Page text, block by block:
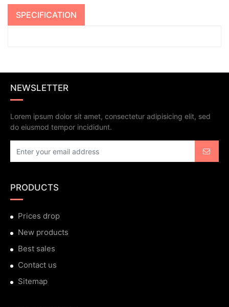
SPECIFICATION
NEWSLETTER
Lorem ipsum dolor sit amet, consectetur adipisicing elit, sed
do eiusmod tempor incididunt.
PRODUCTS
Prices drop
New products
Best sales
Contact us
Sitemap